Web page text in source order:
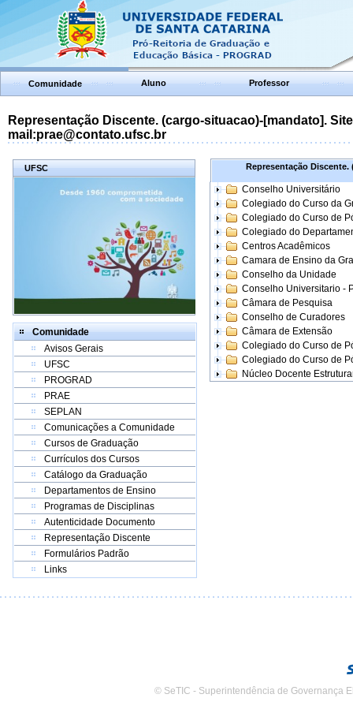
Comunidade Aluno Professor
Representação Discente. (cargo-situacao)-[mandato].
mail:prae@contato.ufsc.br
UFSC
Comunidade
Avisos Gerais
UFSC
PROGRAD
PRAE
SEPLAN
Comunicações a Comunidade
Cursos de Graduação
Currículos dos Cursos
Catálogo da Graduação
Departamentos de Ensino
Programas de Disciplinas
Autenticidade Documento
Representação Discente
Formulários Padrão
Links
Representação Discente.
Conselho Universitário
Colegiado do Curso da
Colegiado do Curso de
Colegiado do
Centros Acadêmicos
Camara de Ensino da
Conselho da Unidade
Conselho Universitario -
Câmara de Pesquisa
Conselho de Curadores
Câmara de Extensão
Colegiado do Curso de
Colegiado do Curso de
Núcleo Docente
© SeTIC - Superintendência de Governança